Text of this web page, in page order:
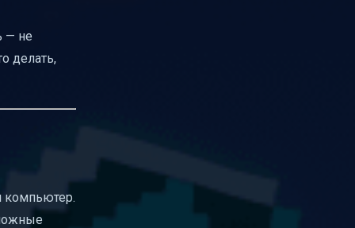
— не
делать,
компьютер.